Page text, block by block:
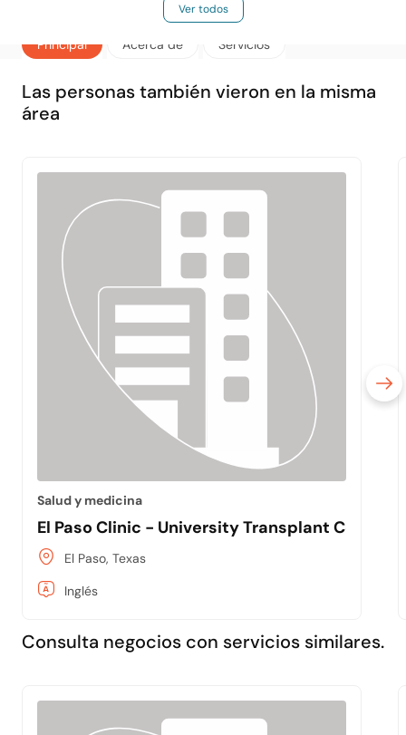
Principal Acerca de Servicios
Ver todos
Las personas también vieron en la misma
área
Salud y medicina
El Paso Clinic - University Transplant Center
El Paso, Texas
Inglés
Consulta negocios con servicios similares.